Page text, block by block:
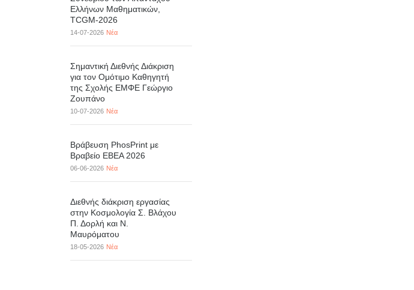
Ελλήνων Μαθηματικών,
TCGM-2026
14-07-2026 Νέα
Σημαντική Διεθνής Διάκριση
για τον Ομότιμο Καθηγητή
της Σχολής ΕΜΦΕ Γεώργιο
Ζουπάνο
10-07-2026 Νέα
Βράβευση PhosPrint με
Βραβείο ΕΒΕΑ 2026
06-06-2026 Νέα
Διεθνής διάκριση εργασίας
στην Κοσμολογία Σ. Βλάχου
Π. Δορλή και Ν.
Μαυρόματου
18-05-2026 Νέα